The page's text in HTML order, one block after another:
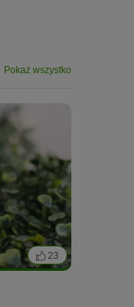
Pokaż wszystko
23